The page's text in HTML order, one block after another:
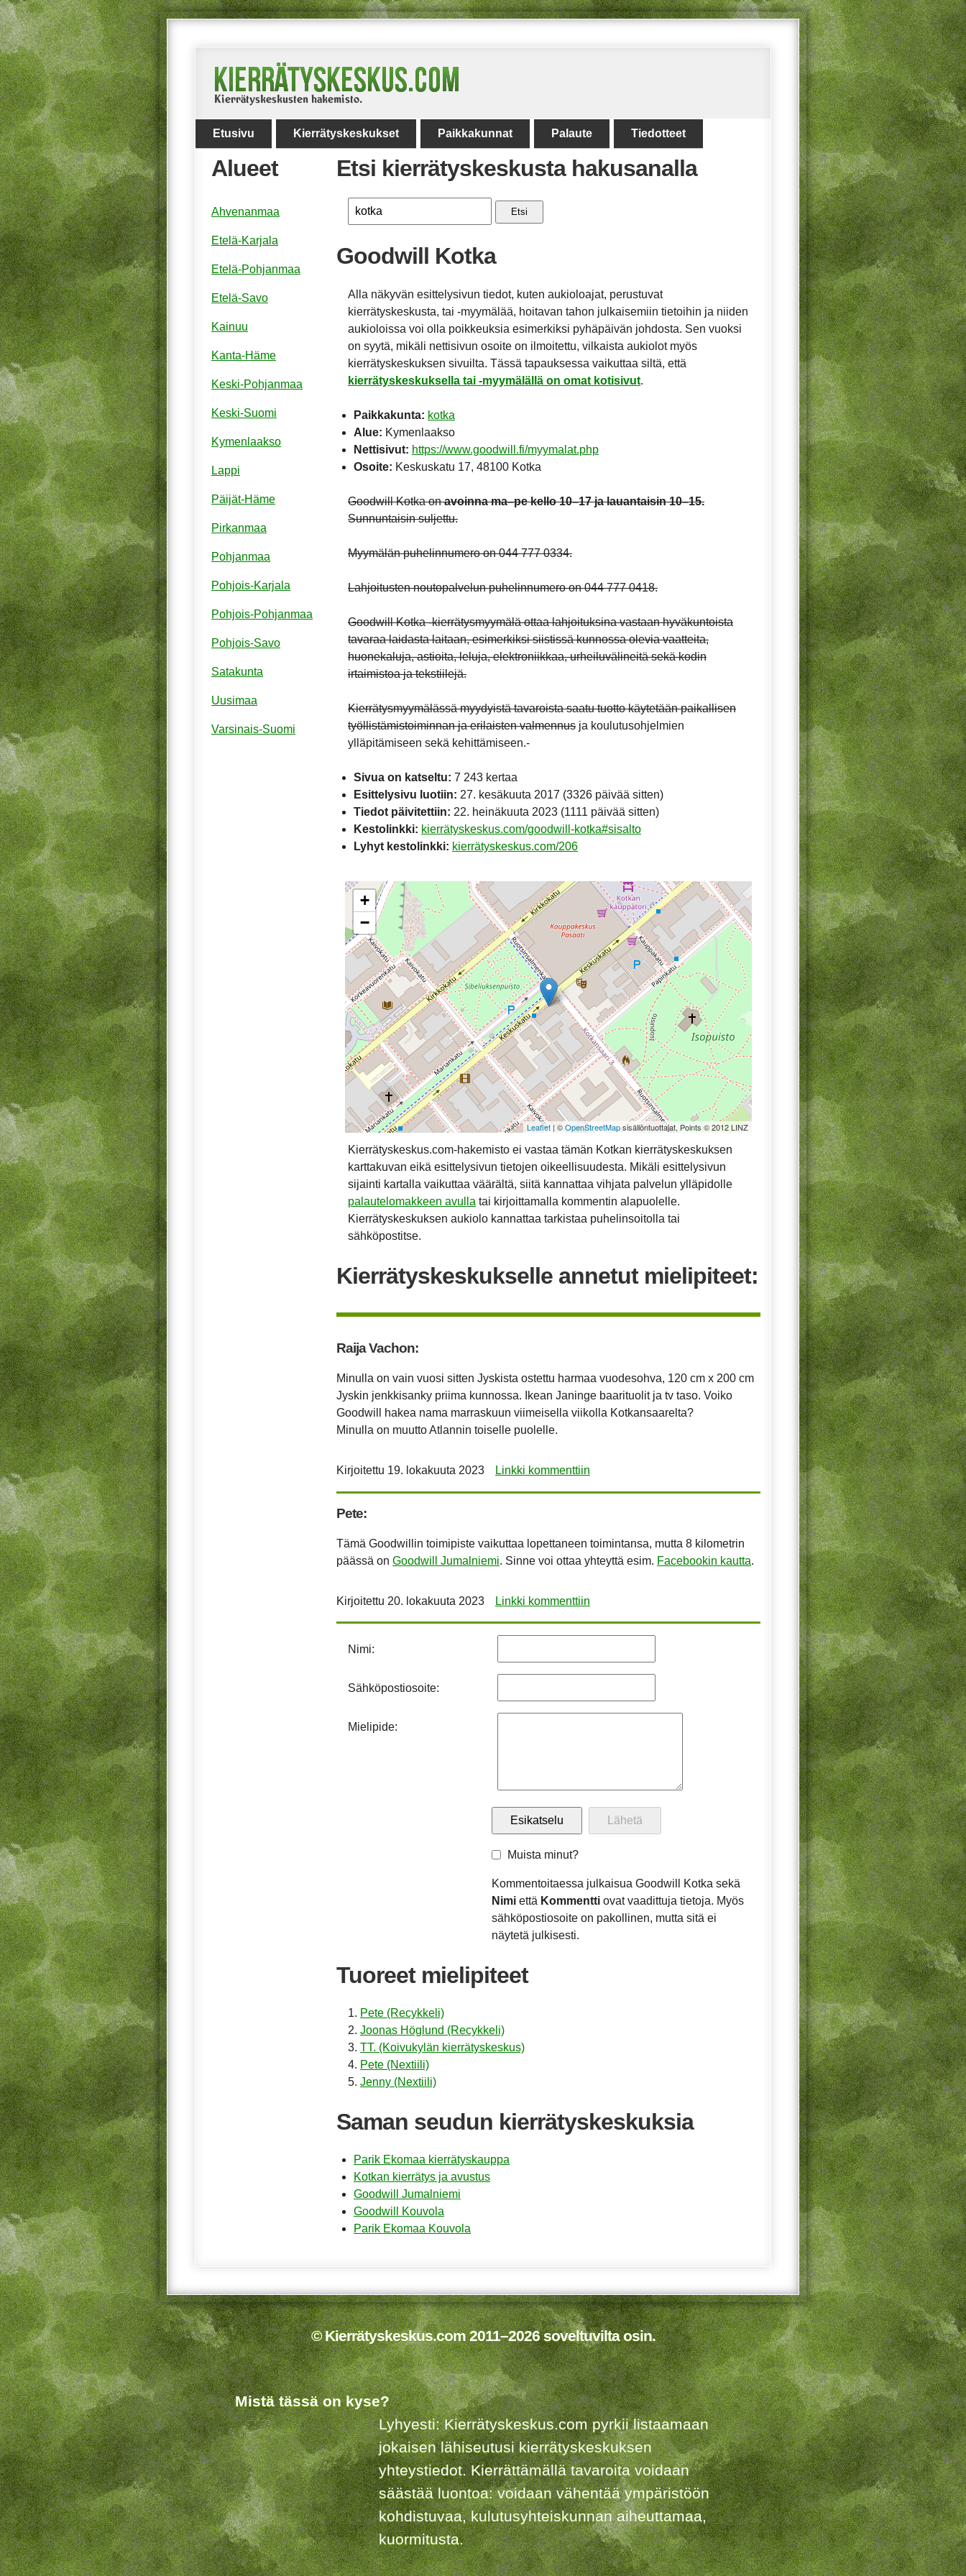
Etusivu Kierrätyskeskukset Paikkakunnat Palaute Tiedotteet
Etsi kierrätyskeskusta hakusanalla
Etsi
Goodwill Kotka
Alla näkyvän esittelysivun tiedot, kuten aukioloajat, perustuvat
kierrätyskeskusta, tai -myymälää, hoitavan tahon julkaisemiin tietoihin ja niiden
aukioloissa voi olla poikkeuksia esimerkiksi pyhäpäivän johdosta. Sen vuoksi
on syytä, mikäli nettisivun osoite on ilmoitettu, vilkaista aukiolot myös
kierrätyskeskuksen sivuilta. Tässä tapauksessa vaikuttaa siltä, että
kierrätyskeskuksella tai -myymälällä on omat kotisivut.
Paikkakunta: kotka
Alue: Kymenlaakso
Nettisivut: https://www.goodwill.fi/myymalat.php
Osoite: Keskuskatu 17, 48100 Kotka
Goodwill Kotka onavoinna ma–pe kello 10–17 ja lauantaisin 10–15.
Sunnuntaisin suljettu.
Myymälän puhelinnumero on 044 777 0334.
Lahjoitusten noutopalvelun puhelinnumero on 044 777 0418.
Goodwill Kotka -kierrätysmyymälä ottaa lahjoituksina vastaan hyväkuntoista
tavaraa laidasta laitaan, esimerkiksi siistissä kunnossa olevia vaatteita,
huonekaluja, astioita, leluja, elektroniikkaa, urheiluvälineitä sekä kodin
irtaimistoa ja tekstiilejä.
Kierrätysmyymälässä myydyistä tavaroista saatu tuotto käytetään paikallisen
työllistämistoiminnan ja erilaisten valmennus ja koulutusohjelmien
ylläpitämiseen sekä kehittämiseen.-
Sivua on katseltu: 7 243 kertaa
Esittelysivu luotiin: 27. kesäkuuta 2017 (3326 päivää sitten)
Tiedot päivitettiin: 22. heinäkuuta 2023 (1111 päivää sitten)
Kestolinkki: kierrätyskeskus.com/goodwill-kotka#sisalto
Lyhyt kestolinkki: kierrätyskeskus.com/206
+
−
Leaflet| ©OpenStreetMapsisällöntuottajat, Points © 2012 LINZ
Kierrätyskeskus.com-hakemisto ei vastaa tämän Kotkan kierrätyskeskuksen
karttakuvan eikä esittelysivun tietojen oikeellisuudesta. Mikäli esittelysivun
sijainti kartalla vaikuttaa väärältä, siitä kannattaa vihjata palvelun ylläpidolle
palautelomakkeen avulla tai kirjoittamalla kommentin alapuolelle.
Kierrätyskeskuksen aukiolo kannattaa tarkistaa puhelinsoitolla tai
sähköpostitse.
Kierrätyskeskukselle annetut mielipiteet:
Raija Vachon:
Minulla on vain vuosi sitten Jyskista ostettu harmaa vuodesohva, 120 cm x 200 cm
Jyskin jenkkisanky priima kunnossa. Ikean Janinge baarituolit ja tv taso. Voiko
Goodwill hakea nama marraskuun viimeisella viikolla Kotkansaarelta?
Minulla on muutto Atlannin toiselle puolelle.
Kirjoitettu 19. lokakuuta 2023 Linkki kommenttiin
Pete:
Tämä Goodwillin toimipiste vaikuttaa lopettaneen toimintansa, mutta 8 kilometrin
päässä on Goodwill Jumalniemi. Sinne voi ottaa yhteyttä esim. Facebookin kautta.
Kirjoitettu 20. lokakuuta 2023 Linkki kommenttiin
Nimi:
Sähköpostiosoite:
Mielipide:
Muista minut?
Kommentoitaessa julkaisua Goodwill Kotka sekä
Nimi että Kommentti ovat vaadittuja tietoja. Myös
sähköpostiosoite on pakollinen, mutta sitä ei
näytetä julkisesti.
Tuoreet mielipiteet
Pete (Recykkeli)
Joonas Höglund (Recykkeli)
TT. (Koivukylän kierrätyskeskus)
Pete (Nextiili)
Jenny (Nextiili)
Saman seudun kierrätyskeskuksia
Parik Ekomaa kierrätyskauppa
Kotkan kierrätys ja avustus
Goodwill Jumalniemi
Goodwill Kouvola
Parik Ekomaa Kouvola
Alueet
Ahvenanmaa
Etelä-Karjala
Etelä-Pohjanmaa
Etelä-Savo
Kainuu
Kanta-Häme
Keski-Pohjanmaa
Keski-Suomi
Kymenlaakso
Lappi
Päijät-Häme
Pirkanmaa
Pohjanmaa
Pohjois-Karjala
Pohjois-Pohjanmaa
Pohjois-Savo
Satakunta
Uusimaa
Varsinais-Suomi
© Kierrätyskeskus.com 2011–2026 soveltuvilta osin.
Mistä tässä on kyse?
Lyhyesti: Kierrätyskeskus.com pyrkii listaamaan
jokaisen lähiseutusi kierrätyskeskuksen
yhteystiedot. Kierrättämällä tavaroita voidaan
säästää luontoa: voidaan vähentää ympäristöön
kohdistuvaa, kulutusyhteiskunnan aiheuttamaa,
kuormitusta.